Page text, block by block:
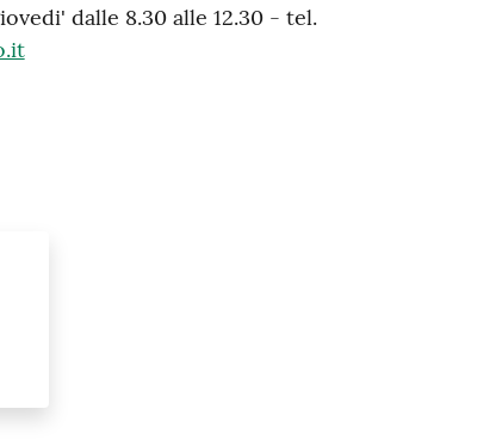
dalle 8.30 alle 12.30 - tel.